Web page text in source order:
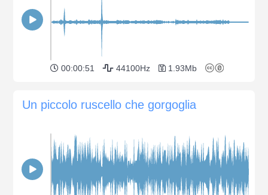
00:00:51 44100Hz 1.93Mb
Un piccolo ruscello che gorgoglia